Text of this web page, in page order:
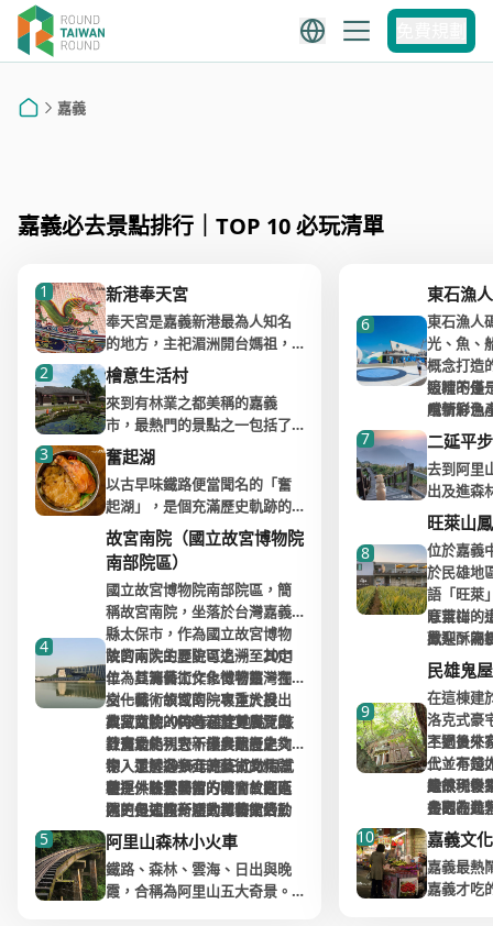
嘉義
嘉義
嘉義景點推薦
阿里山景點推薦
嘉義必去景點排行｜TOP 10 必玩清單
1 新港奉天宮
奉天宮是嘉義新港最為人知名
的地方，主祀湄洲開台媽祖，
是明朝時期跟著先民跨越黑水
溝來台開墾的神祇，但奉天宮
卻是直到清朝才建廟，由當時
的一代名將－水師提督王得祿
倡建，有了朝廷的支持，奉天
宮的建築格局因此提升了一個
等級，氣派恢宏，廊柱屋簷雕
刻得美輪美奐，隨處可見的交
趾陶藝術更是細緻精美。
宮內除了主祀的開台媽祖已有
三四百年歷史，另一項特色則
是右側虎爺殿所祭祀的虎爺將
軍，一般虎爺多供奉於供桌下
方，像這樣擺在香案上祭拜是
相當少見的，民間傳說這尊虎
爺當年護駕有功，故有御賜金
花加身，分靈遍布全台。奉天
宮歷史悠久，香火鼎盛，又是
中南部地區的信仰重鎮之一，
是以豐富的歷史文物資料和建
不妨細心欣賞。
2 檜意生活村
來到有林業之都美稱的嘉義
市，最熱門的景點之一包括了
檜意森活村，這裡是至今全台
灣保存最完整的日式宿舍群，
因過往阿里山林業興盛，專產
「檜木」，這裡在過去便形成
依著林業而生的宿舍聚落，直
之現在改成文化創意園區。
來到檜意生活村不用門票，附
近有3-4座汽車停車場。戶外園
區24小時開放，室內展館的開
放時間則是 10:00~18:00 (除夕
休園)。另有免費的定點解說，
不過想要更深入的了解檜意生
活村的古今往來，可以參加40-
60分鐘的付費導覽，聽聽以28
棟日式檜木建築構成的聚落，
從前迷人的歷史。
而園區內琳瑯滿目的特色店
家，最熱門的體驗包含和服試
穿，讓遊客換上日本和服，穿
3 奮起湖
以古早味鐵路便當聞名的「奮
起湖」，是個充滿歷史軌跡的
火車站。1910年前，並沒有任
何公路通往阿里山，旅客得從
嘉義搭乘數小時的蒸汽火車，
才能夠成功抵達阿里山，而平
地火車必須適時停靠，補充燃
料，重新加水添煤，當年的奮
起湖便成了主要中繼站。早上
出發的蒸汽火車，行駛至奮起
湖站已是正午時分，在此處加
水、加煤需耗費30分鐘，多數
乘客則趁此時吃個鐵路便當裹
腹，奮起湖因此被譽為「便當
王國」。
隨著社會發展及經濟結構的轉
變，木材業已没落，阿里山也
不再伐木，森林鐵路的重要性
更大不如前。即便大多旅客已
4
故宮南院（國立故宮博物院
南部院區）
國立故宮博物院南部院區，簡
稱故宮南院，坐落於台灣嘉義
縣太保市，作為國立故宮博物
院的兩大主要院區之一，其定
位為亞洲藝術文化博物館，獨
樹一幟。故宮南院專注於展出
典藏文物，同時涵蓋更廣泛的
亞洲文化視野，讓參觀者能夠
深入了解各類亞洲藝術的精
華。
故宮南院的歷史可追溯至2001
年，其籌備工作象徵著臺灣在
文化藝術領域的一次重大投
資，並於2003年確定地點。該
計畫最終列入新十大建設之
中，並於2015年底正式啟用試
營運。雖然開館的時間曾經延
遲，但這座新穎的博物館終於
迎來了它的第一批參觀者，成
為文化愛好者心目中的重要去
處。
故宮南院的特色在於其展覽與
教育功能，它不僅展示歷史文
物，還透過多元的藝術文化體
驗提供訪客學習的機會。園區
內的各式教育活動和藝文活動
都旨在引發公眾對於亞洲文化
的興趣，讓參觀者在欣賞藝術
之餘也能擁有更多的知識收
穫。建築設計方面，故宮南院
在戶外裝置藝術方面，故宮南
院更是如同一座大型藝術公
園，擁有「鳳尾滴點湖水」和
「交趾陶」陶塊拼圖等作品，
為拍照留念提供了絕佳背景。
此外，人工湖不僅美觀，更具
5 阿里山森林小火車
鐵路、森林、雲海、日出與晚
霞，合稱為阿里山五大奇景。
6
東石漁
東石漁人
光、魚、
概念打造
吸睛的是
風情彩色
亭、海邊
施，共同
與觀光休
這裡不僅
嚐新鮮漁
歡迎的親
可見栩栩
雕像與鮮
詮釋了在
午 2 點開
滿活力，
道和觀景
海峽的壯
線最熱門
7 二延平
去到阿里
出及進森
二延平步
景點。視
雲海的氣
景秘境，
鐘，冬季
海。
全程為樓
體力。沿
景台，地
區，大多
山一般民
頂，或是
攤販賣水
錯。
步道終點
觀景台，
8
旺萊山
位於嘉義
於民雄地
語「旺萊
意吉祥。
鳳梨酥為
處獨特的
客盡情體
熱茶和鳳
旺萊山的
歡迎，關
的堅持：
和吉園圃
鳳梨達人
做的鳳梨
度；外皮
職人麵粉
國頂級奶
細膩的口
鳳梨酥的
解民雄在
烘焙工藝
9
民雄鬼屋
在這棟建
洛克式豪
主劉員外
代，有錢
是很稀鬆
是因為員
女，日久
親，不幸
找到機會
女，最後
不過後來
上並不是
緣故，後
古宅在此
退來台後
因思鄉心
後來才以
說。近年
雖然現今
參觀的遊
佛”的字
刻上到此
築也幾乎
體由紅磚
10 嘉義文
嘉義最熱
嘉義才吃